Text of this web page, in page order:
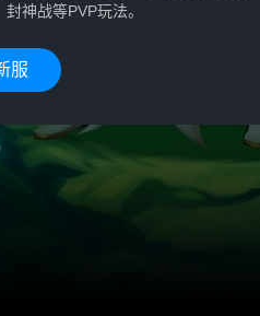
神战等PVP玩法。
服